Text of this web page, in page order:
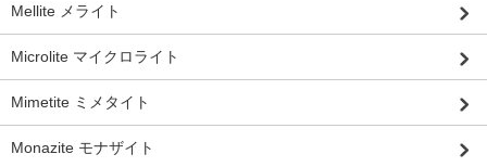
Mellite メライト
Microlite マイクロライト
Mimetite ミメタイト
Monazite モナザイト